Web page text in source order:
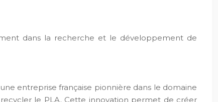
dans la recherche et le développement de
entreprise française pionnière dans le domaine
le PLA. Cette innovation permet de créer